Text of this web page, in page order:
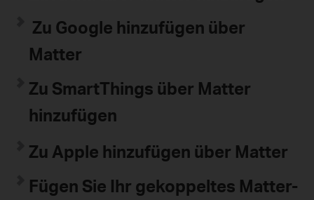
Zu Google hinzufügen über
Matter
Zu SmartThings über Matter
hinzufügen
Zu Apple hinzufügen über Matter
Fügen Sie Ihr gekoppeltes Matter-